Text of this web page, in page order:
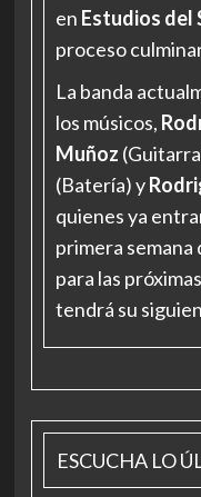
en Estudios del
proceso
La banda
los músicos,
Muñoz
(Batería) y
quienes ya
primera
para las
tendrá su
ESCUCHA LO